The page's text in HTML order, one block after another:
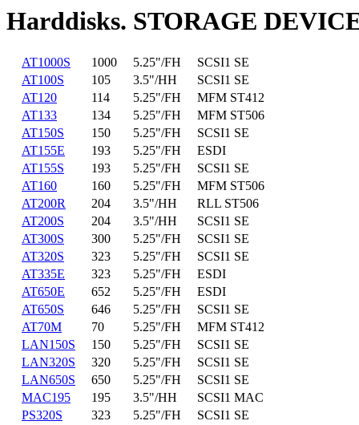
Harddisks. STORAGE
AT1000S 1000 5.25"/FH
SCSI1 SE
AT100S
105 3.5"/HH
SCSI1 SE
AT120
114 5.25"/FH
MFM ST412
AT133
134 5.25"/FH
MFM ST506
AT150S
150 5.25"/FH
SCSI1 SE
AT155E
193 5.25"/FH
ESDI
AT155S
193 5.25"/FH
SCSI1 SE
AT160
160 5.25"/FH
MFM ST506
AT200R
204 3.5"/HH
RLL ST506
AT200S
204 3.5"/HH
SCSI1 SE
AT300S
300 5.25"/FH
SCSI1 SE
AT320S
323 5.25"/FH
SCSI1 SE
AT335E
323 5.25"/FH
ESDI
AT650E
652 5.25"/FH
ESDI
AT650S
646 5.25"/FH
SCSI1 SE
AT70M
70 5.25"/FH
MFM ST412
LAN150S
150 5.25"/FH
SCSI1 SE
LAN320S
320 5.25"/FH
SCSI1 SE
LAN650S
650 5.25"/FH
SCSI1 SE
MAC195
195 3.5"/HH
SCSI1 MAC
PS320S
323 5.25"/FH
SCSI1 SE